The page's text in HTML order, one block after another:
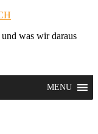
was wir daraus
MENU